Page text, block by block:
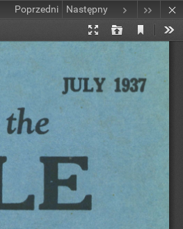
Poprzedni Następny